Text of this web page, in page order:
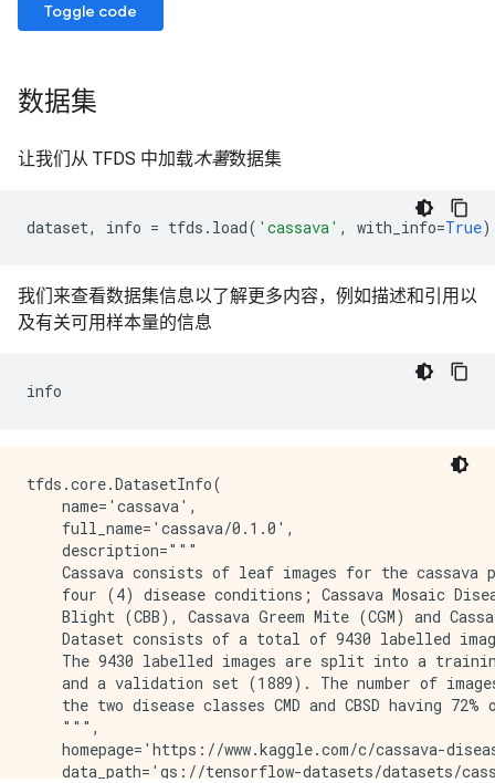
Toggle code
数据集
让我们从 TFDS 中加载木薯数据集
dataset, info = tfds . load( 'cassava' , with_info=True)
我们来查看数据集信息以了解更多内容，例如描述和引用以
及有关可用样本量的信息
info
tfds.core.DatasetInfo(
    name='cassava',
    full_name='cassava/0.1.0',
    description="""
Cassava consists of leaf images for the cassava
four (4) disease conditions; Cassava Mosaic
Blight (CBB), Cassava Greem Mite (CGM) and
Dataset consists of a total of 9430 labelled
The 9430 labelled images are split into a
and a validation set (1889). The number of
the two disease classes CMD and CBSD having 72%
    """,
homepage='https://www.kaggle.com/c/cassava-
data_path='gs://tensorflow-datasets/datasets/